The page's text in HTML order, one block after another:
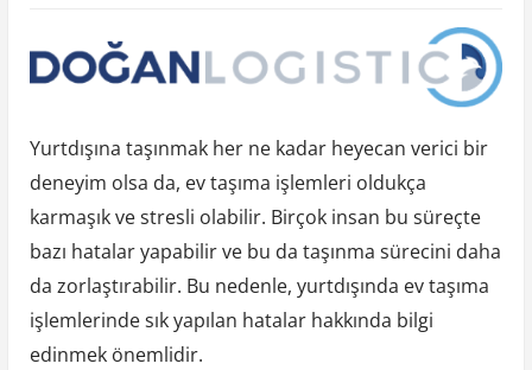
Yurtdışına taşınmak her ne kadar heyecan verici bir
deneyim olsa da, ev taşıma işlemleri oldukça
karmaşık ve stresli olabilir. Birçok insan bu süreçte
bazı hatalar yapabilir ve bu da taşınma sürecini daha
da zorlaştırabilir. Bu nedenle, yurtdışında ev taşıma
işlemlerinde sık yapılan hatalar hakkında bilgi
edinmek önemlidir.